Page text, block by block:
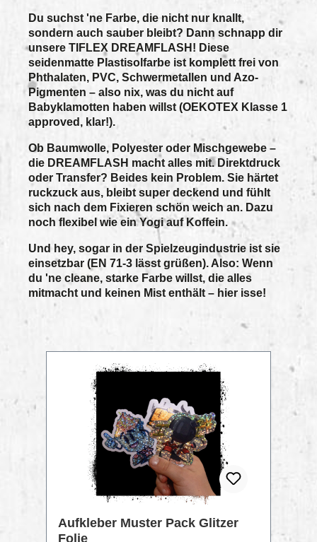
Du suchst 'ne Farbe, die nicht nur knallt,
sondern auch sauber bleibt? Dann schnapp dir
unsere TIFLEX DREAMFLASH ! Diese
seidenmatte Plastisolfarbe ist komplett frei von
Phthalaten, PVC, Schwermetallen und Azo-
Pigmenten – also nix, was du nicht auf
Babyklamotten haben willst (OEKOTEX Klasse 1
approved, klar!).
Ob Baumwolle, Polyester oder Mischgewebe –
die DREAMFLASH macht alles mit. Direktdruck
oder Transfer? Beides kein Problem. Sie härtet
ruckzuck aus, bleibt super deckend und fühlt
sich nach dem Fixieren schön weich an. Dazu
noch flexibel wie ein Yogi auf Koffein.
Und hey, sogar in der Spielzeugindustrie ist sie
einsetzbar (EN 71-3 lässt grüßen). Also: Wenn
du 'ne cleane, starke Farbe willst, die alles
mitmacht und keinen Mist enthält – hier isse!
RABATT
Aufkleber Muster Pack Glitzer
Folie